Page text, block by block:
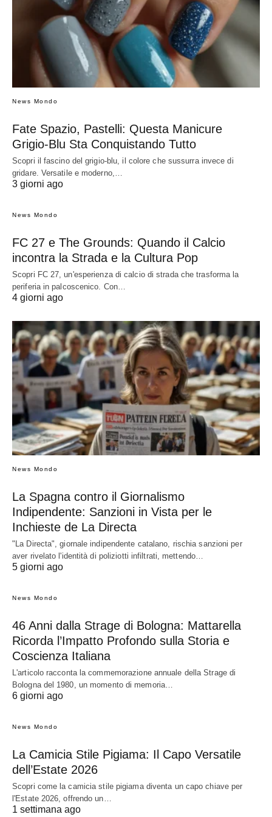
News Mondo
Fate Spazio, Pastelli: Questa Manicure
Grigio-Blu Sta Conquistando Tutto
Scopri il fascino del grigio-blu, il colore che sussurra invece di
gridare. Versatile e moderno,…
3 giorni ago
News Mondo
FC 27 e The Grounds: Quando il Calcio
incontra la Strada e la Cultura Pop
Scopri FC 27, un'esperienza di calcio di strada che trasforma la
periferia in palcoscenico. Con…
4 giorni ago
News Mondo
La Spagna contro il Giornalismo
Indipendente: Sanzioni in Vista per le
Inchieste de La Directa
"La Directa", giornale indipendente catalano, rischia sanzioni per
aver rivelato l'identità di poliziotti infiltrati, mettendo…
5 giorni ago
News Mondo
46 Anni dalla Strage di Bologna: Mattarella
Ricorda l’Impatto Profondo sulla Storia e
Coscienza Italiana
L'articolo racconta la commemorazione annuale della Strage di
Bologna del 1980, un momento di memoria…
6 giorni ago
News Mondo
La Camicia Stile Pigiama: Il Capo Versatile
dell’Estate 2026
Scopri come la camicia stile pigiama diventa un capo chiave per
l'Estate 2026, offrendo un…
1 settimana ago